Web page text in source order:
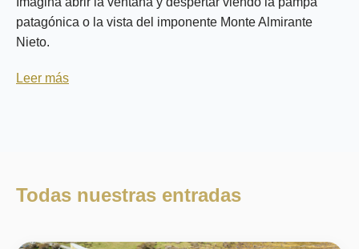
patagónica o la vista del imponente Monte Almirante
Nieto.
Leer más
Todas nuestras entradas